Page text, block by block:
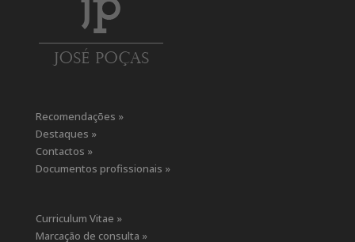
Recomendações »
Destaques »
Contactos »
Documentos profissionais »
Curriculum Vitae »
Marcação de consulta »